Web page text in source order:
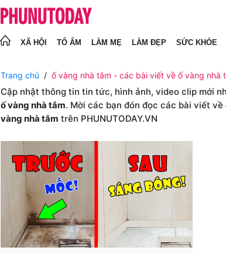
XÃ HỘI TỔ ẤM LÀM MẸ LÀM ĐẸP SỨC KHỎE
Trang chủ ố vàng nhà tắm - các bài viết về ố vàng nhà
Cập nhật thông tin tin tức, hình ảnh, video clip mới
ố vàng nhà tắm. Mời các bạn đón đọc các bài viết về
vàng nhà tắm trên PHUNUTODAY.VN